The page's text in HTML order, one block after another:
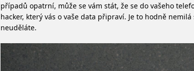
případů opatrní, může se vám stát, že se do vašeho
hacker, který vás o vaše data připraví. Je to hodně
neuděláte.